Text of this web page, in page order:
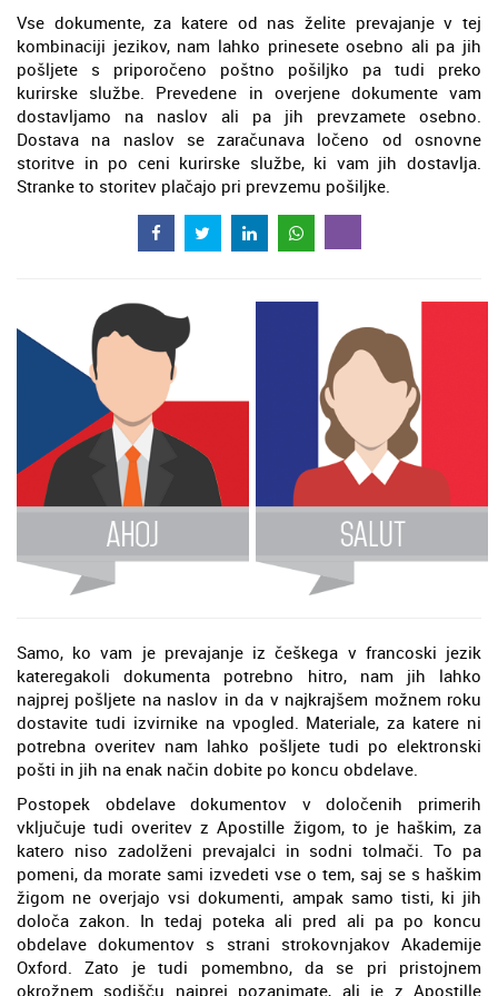
Vse dokumente, za katere od nas želite prevajanje v tej
kombinaciji jezikov, nam lahko prinesete osebno ali pa jih
pošljete s priporočeno poštno pošiljko pa tudi preko
kurirske službe. Prevedene in overjene dokumente vam
dostavljamo na naslov ali pa jih prevzamete osebno.
Dostava na naslov se zaračunava ločeno od osnovne
storitve in po ceni kurirske službe, ki vam jih dostavlja.
Stranke to storitev plačajo pri prevzemu pošiljke.
Samo, ko vam je prevajanje iz češkega v francoski jezik
kateregakoli dokumenta potrebno hitro, nam jih lahko
najprej pošljete na naslov in da v najkrajšem možnem roku
dostavite tudi izvirnike na vpogled. Materiale, za katere ni
potrebna overitev nam lahko pošljete tudi po elektronski
pošti in jih na enak način dobite po koncu obdelave.
Postopek obdelave dokumentov v določenih primerih
vključuje tudi overitev z Apostille žigom, to je haškim, za
katero niso zadolženi prevajalci in sodni tolmači. To pa
pomeni, da morate sami izvedeti vse o tem, saj se s haškim
žigom ne overjajo vsi dokumenti, ampak samo tisti, ki jih
določa zakon. In tedaj poteka ali pred ali pa po koncu
obdelave dokumentov s strani strokovnjakov Akademije
Oxford. Zato je tudi pomembno, da se pri pristojnem
okrožnem sodišču najprej pozanimate, ali je z Apostille